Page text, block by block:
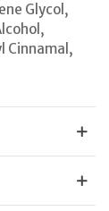
Glycol,
Cinnamal,